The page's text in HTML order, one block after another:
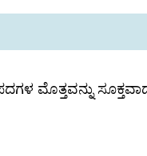
ಮೊತ್ತವನ್ನು